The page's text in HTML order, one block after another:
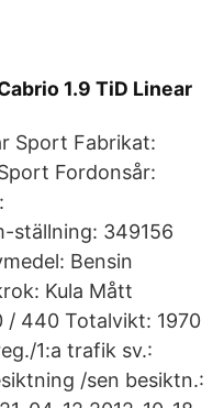
1.9 TiD Linear
Sport Fabrikat:
Fordonsår:
ställning: 349156
Bensin
Kula Mått
/ 440 Totalvikt: 1970
1:a trafik sv.:
/sen besiktn.: